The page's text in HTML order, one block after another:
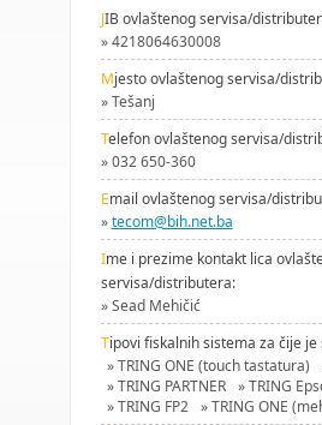
JIB ovlaštenog servisa/
» 4218064630008
Mjesto ovlaštenog servisa/
» Tešanj
Telefon ovlaštenog servisa/
» 032 650-360
Email ovlaštenog servisa/
»tecom@bih.net.ba
Ime i prezime kontakt lica
servisa/distributera:
» Sead Mehičić
Tipovi fiskalnih sistema za čije
» TRING ONE (touch tastatura)
» TRING PARTNER
» TRING
» TRING FP2
» TRING ONE